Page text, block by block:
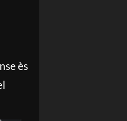
ès